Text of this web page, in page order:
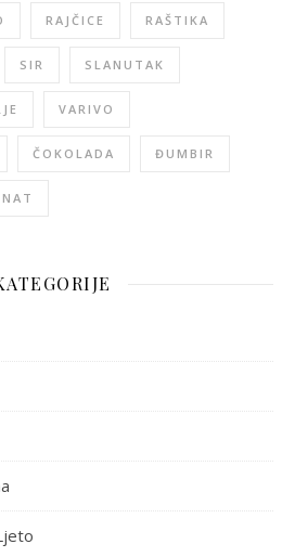
RAJČICE RAŠTIKA
SIR SLANUTAK
VARIVO
ČOKOLADA ĐUMBIR